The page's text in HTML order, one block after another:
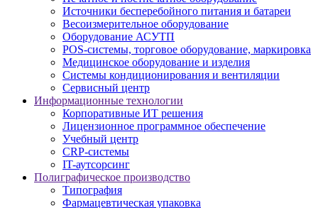
Источники бесперебойного питания и батареи
Весоизмерительное оборудование
Оборудование АСУТП
POS-системы, торговое оборудование, маркировка
Медицинское оборудование и изделия
Системы кондиционирования и вентиляции
Сервисный центр
Информационные технологии
Корпоративные ИТ решения
Лицензионное программное обеспечение
Учебный центр
CRP-системы
IT-аутсорсинг
Полиграфическое производство
Типография
Фармацевтическая упаковка